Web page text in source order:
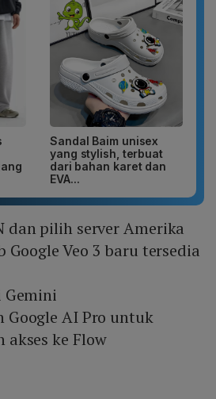
Sandal Baim unisex
yang stylish, terbuat
dari bahan karet dan
EVA...
dan pilih server Amerika
Google Veo 3 baru tersedia
Gemini
Google AI Pro untuk
akses ke Flow